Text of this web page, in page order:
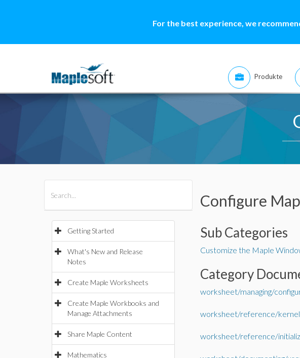
For the best experience, we
Produkte
Getting Started
What's New and Release
Notes
Create Maple Worksheets
Create Maple Workbooks and
Manage Attachments
Share Maple Content
Mathematics
Configure
Sub Categories
Customize the Maple
Category
worksheet/managing/
worksheet/reference/
worksheet/reference/